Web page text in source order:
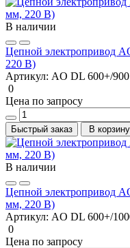
В наличии
Цепной электропривод
220 В)
Артикул: AO DL 600+/
0
Цена по запросу
Быстрый заказ В корзину
В наличии
Цепной электропривод
мм, 220 В)
Артикул: AO DL 600+/
0
Цена по запросу